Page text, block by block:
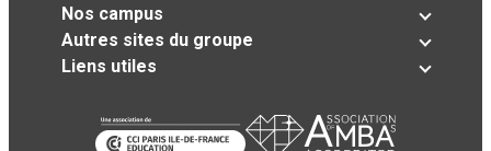
Nos campus
Autres sites du groupe
Liens utiles